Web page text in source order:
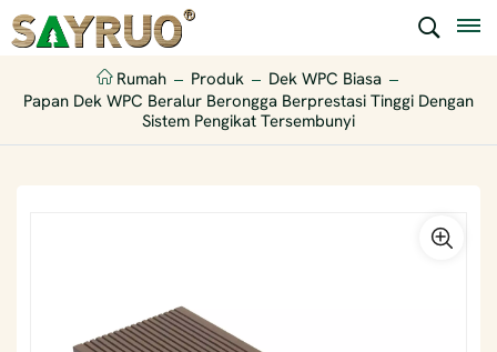
Rumah Produk
Dek WPC Biasa
Papan Dek WPC Beralur Berongga Berprestasi Tinggi Dengan
Sistem Pengikat Tersembunyi